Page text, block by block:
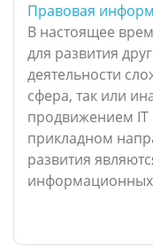
Правовая
В настоящее
для развития
деятельности
сфера, так или
продвижением IТ
прикладном
развития
информационных